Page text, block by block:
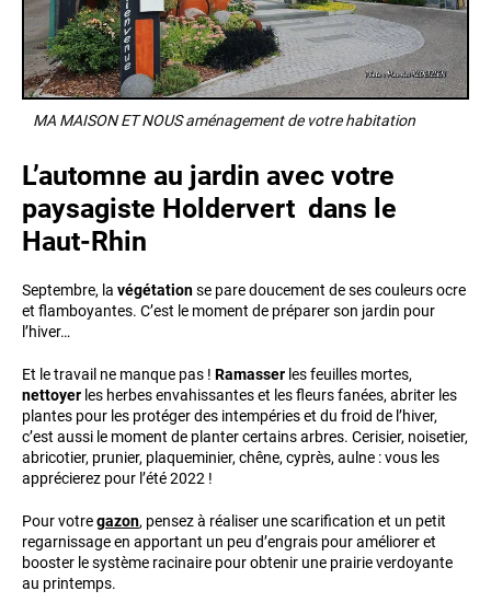
MA MAISON ET NOUS aménagement de votre habitation
L’automne au jardin avec votre
paysagiste Holdervert dans le
Haut-Rhin
Septembre, la végétationse pare doucement de ses couleurs ocre
et flamboyantes. C’est le moment de préparer son jardin pour
l’hiver…
Et le travail ne manque pas ! Ramasser les feuilles mortes,
nettoyer les herbes envahissantes et les fleurs fanées, abriter les
plantes pour les protéger des intempéries et du froid de l’hiver,
c’est aussi le moment de planter certains arbres. Cerisier, noisetier,
abricotier, prunier, plaqueminier, chêne, cyprès, aulne : vous les
apprécierez pour l’été 2022 !
Pour votregazon, pensez à réaliser une scarification et un petit
regarnissage en apportant un peu d’engrais pour améliorer et
booster le système racinaire pour obtenir une prairie verdoyante
au printemps.